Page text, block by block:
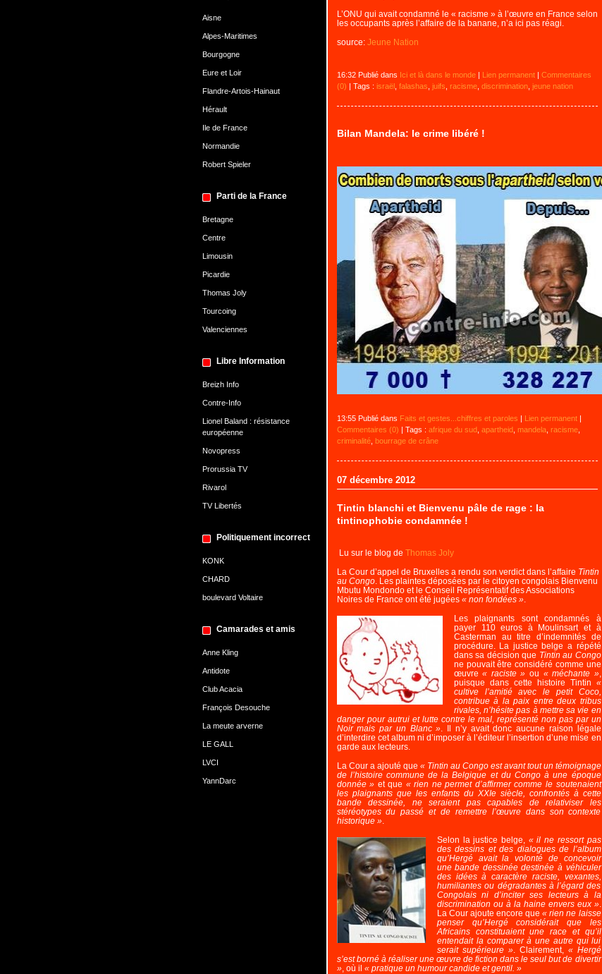
Aisne
Alpes-Maritimes
Bourgogne
Eure et Loir
Flandre-Artois-Hainaut
Hérault
Ile de France
Normandie
Robert Spieler
Parti de la France
Bretagne
Centre
Limousin
Picardie
Thomas Joly
Tourcoing
Valenciennes
Libre Information
Breizh Info
Contre-Info
Lionel Baland : résistance
européenne
Novopress
Prorussia TV
Rivarol
TV Libertés
Politiquement incorrect
KONK
CHARD
boulevard Voltaire
Camarades et amis
Anne Kling
Antidote
Club Acacia
François Desouche
La meute arverne
LE GALL
LVCI
YannDarc
L’ONU qui avait condamné le « racisme » à l’œuvre en France selon
les occupants après l’affaire de la banane, n’a ici pas réagi.
source: Jeune Nation
16:32 Publié dans Ici et là dans le monde| Lien permanent| Commentaires
(0) | Tags : israël, falashas juifs racisme, discrimination, jeune nation
Bilan Mandela: le crime libéré !
13:55 Publié dans Faits et gestes...chiffres et paroles Lien permanent|
Commentaires (0) | Tags : afrique du sud, apartheid, mandela, racisme,
criminalité, bourrage de crâne
07 décembre 2012
Tintin blanchi et Bienvenu pâle de rage : la
tintinophobie condamnée !
Lu sur le blog de Thomas Joly
La Cour d’appel de Bruxelles a rendu son verdict dans l’affaire Tintin
au Congo. Les plaintes déposées par le citoyen congolais Bienvenu
Mbutu Mondondo et le Conseil Représentatif des Associations
Noires de France ont été jugées « non fondées ».
Les plaignants sont condamnés à
payer 110 euros à Moulinsart et à
Casterman au titre d’indemnités de
procédure. La justice belge a répété
dans sa décision que Tintin au Congo
ne pouvait être considéré comme une
œuvre« raciste » ou « méchante »,
puisque dans cette histoire Tintin «
cultive l’amitié avec le petit Coco,
contribue à la paix entre deux tribus
rivales, n’hésite pas à mettre sa vie en
danger pour autrui et lutte contre le mal, représenté non pas par un
Noir mais par un Blanc » . Il n’y avait donc aucune raison légale
d’interdire cet album ni d’imposer à l’éditeur l’insertion d’une mise en
garde aux lecteurs.
La Cour a ajouté que « Tintin au Congo est avant tout un témoignage
de l’histoire commune de la Belgique et du Congo à une époque
donnée » et que « rien ne permet d’affirmer comme le soutenaient
les plaignants que les enfants du XXIe siècle, confrontés à cette
bande dessinée, ne seraient pas capables de relativiser les
stéréotypes du passé et de remettre l’œuvre dans son contexte
historique ».
Selon la justice belge, « il ne ressort pas
des dessins et des dialogues de l’album
qu’Hergé avait la volonté de concevoir
une bande dessinée destinée à véhiculer
des idées à caractère raciste, vexantes,
humiliantes ou dégradantes à l’égard des
Congolais ni d’inciter ses lecteurs à la
discrimination ou à la haine envers eux ».
La Cour ajoute encore que« rien ne laisse
penser qu’Hergé considérait que les
Africains constituaient une race et qu’il
entendait la comparer à une autre qui lui
serait supérieure ». Clairement, « Hergé
s’est borné à réaliser une œuvre de fiction dans le seul but de divertir
», où il « pratique un humour candide et gentil. »